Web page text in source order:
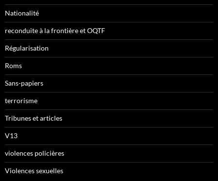
Nationalité
reconduite à la frontière et OQTF
Régularisation
Roms
Sans-papiers
terrorisme
Tribunes et articles
V13
violences policières
Violences sexuelles